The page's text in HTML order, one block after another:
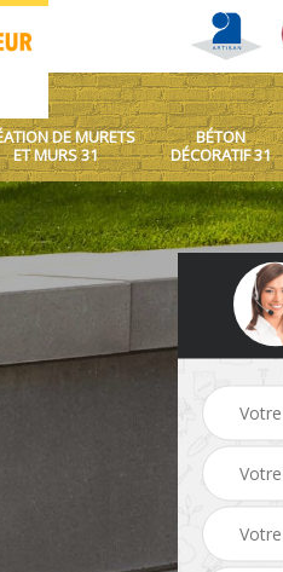
DE MURETS
ET MURS 31
BÉTON
DÉCORATIF 31
Maçon toit terrasse toit